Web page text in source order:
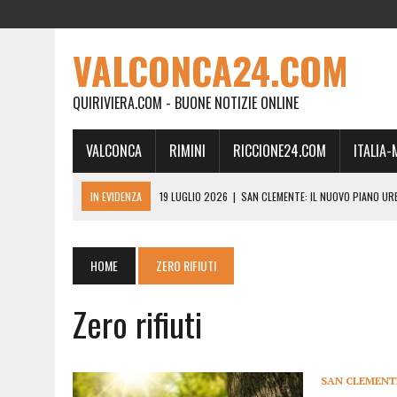
VALCONCA24.COM
QUIRIVIERA.COM - BUONE NOTIZIE ONLINE
VALCONCA RIMINI RICCIONE24.COM ITALIA-
IN EVIDENZA 19 LUGLIO 2026 | SAN CLEMENTE: IL NUOVO PIANO
19 FEBBRAIO 2026 | RIMINI, A IL GATTO SULL’ALBICOCCO ARRIVA
28 GENNAIO 2026
DOVE LA CARNE DIVENTA MEMORIA: IL CORPO,
18 DICEMBRE 2025 | SAN CLEMENTE, AL VILLA ULTIMO ATTO DELLA
18 DICEMBRE 2025 | SAN CLEMENTE, SALA DEL CONSIGLIO
HOME ZERO RIFIUTI
Zero rifiuti
SAN